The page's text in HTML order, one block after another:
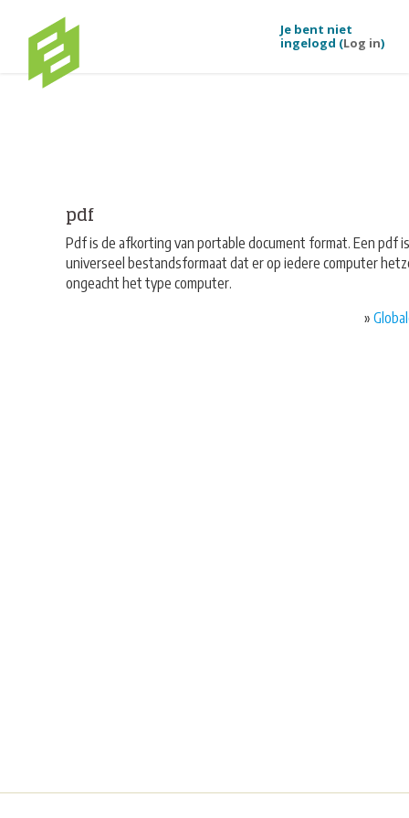
Je bent niet
ingelogd (Log in)
pdf
Pdf is de afkorting van portable document format. Een pdf
universeel bestandsformaat dat er op iedere computer
ongeacht het type computer.
»